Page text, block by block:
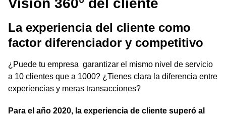
Visión 360° del cliente
La experiencia del cliente como
factor diferenciador y competitivo
¿Puede tu empresa garantizar el mismo nivel de servicio
a 10 clientes que a 1000? ¿Tienes clara la diferencia entre
experiencias y meras transacciones?
Para el año 2020, la experiencia de cliente superó al